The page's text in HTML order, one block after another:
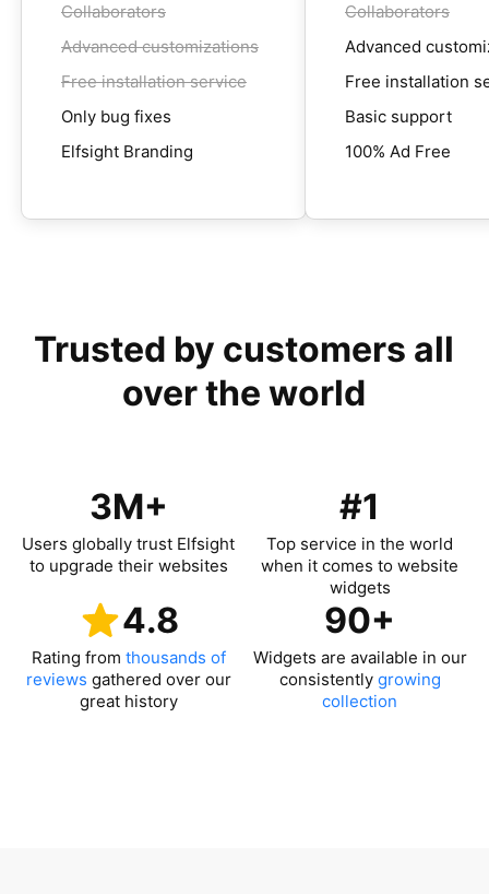
Collaborators
Advanced customizations
Free installation service
Only bug fixes
Elfsight Branding
Collaborators
Advanced
Free installation
Basic support
100% Ad Free
Trusted by customers all
over the world
3M+
Users globally trust Elfsight
to upgrade their websites
#1
Top service in the world
when it comes to website
widgets
4.8
Rating from thousands of
reviews gathered over our
great history
90+
Widgets are available in our
consistently growing
collection